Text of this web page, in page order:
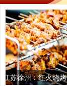
火烧烤，吃出
”——给蓉城